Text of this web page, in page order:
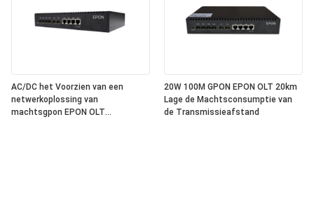
AC/DC het Voorzien van een
netwerkoplossing van
machtsgpon EPON OLT
20W 100M GPON EPON OLT 20km
Lage de Machtsconsumptie van
de Transmissieafstand